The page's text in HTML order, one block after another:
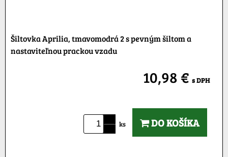
Šiltovka Aprilia, tmavomodrá 2 s pevným šiltom a
nastaviteľnou prackou vzadu
10,98 € s DPH
ks DO KOŠÍKA